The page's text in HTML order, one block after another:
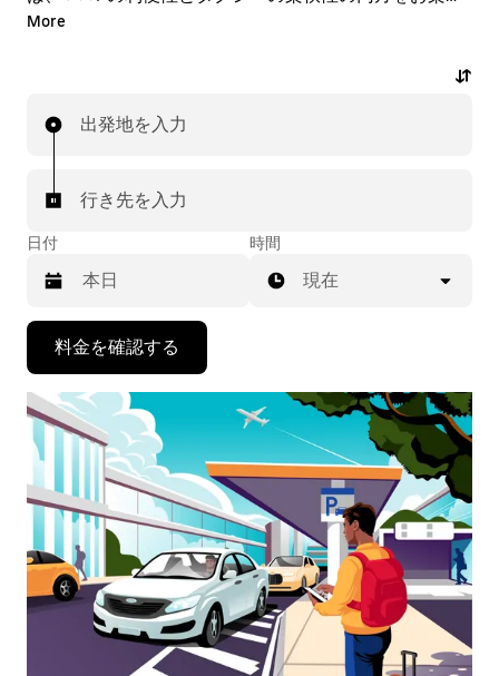
みいただけます。アプリやオンラインでの 24 時間年中
エストも可能です。乗車前にはお手頃な事前確定料金が
きます。
More
出発地を入力
行き先を入力
日付
キ
で
レ
ン
ダ
ー
を
操
時間
現在
料金を確認する